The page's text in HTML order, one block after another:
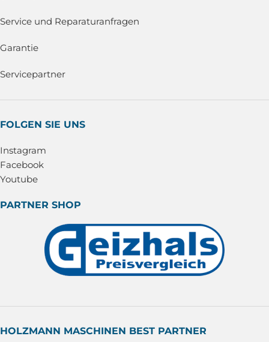
Service und Reparaturanfragen
Garantie
Servicepartner
FOLGEN SIE UNS
Instagram
Facebook
Youtube
PARTNER SHOP
HOLZMANN MASCHINEN BEST PARTNER